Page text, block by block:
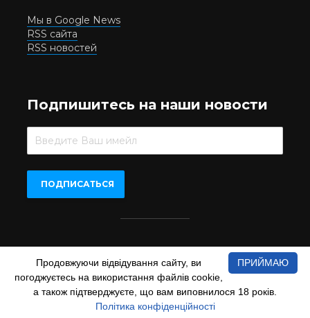
Мы в Google News
RSS сайта
RSS новостей
Подпишитесь на наши новости
Beer.UA © 2016-2022
При копіюванні матеріалів з сайту обов'язкове пряме
відкрите для пошукових систем гіперпосилання на сайт
www.beer.ua
ПРИЙМАЮ
Продовжуючи відвідування сайту, ви
погоджуєтесь на використання файлів cookie,
а також підтверджуєте, що вам виповнилося 18 років.
Політика конфіденційності